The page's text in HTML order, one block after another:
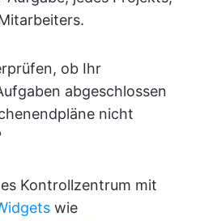
ob Ihr
abgeschlossen
nicht
Kontrollzentrum mit
wie